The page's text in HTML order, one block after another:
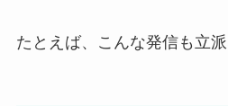
たとえば、こんな発信も立派